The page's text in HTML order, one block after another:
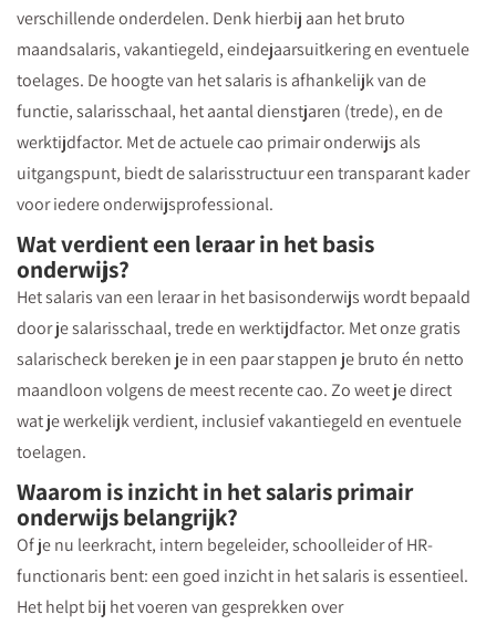
verschillende onderdelen. Denk hierbij aan het bruto
maandsalaris, vakantiegeld, eindejaarsuitkering en eventuele
toelages. De hoogte van het salaris is afhankelijk van de
functie, salarisschaal, het aantal dienstjaren (trede), en de
werktijdfactor. Met de actuele cao primair onderwijs als
uitgangspunt, biedt de salarisstructuur een transparant kader
voor iedere onderwijsprofessional.
Wat verdient een leraar in het basis
onderwijs?
Het salaris van een leraar in het basisonderwijs wordt bepaald
door je salarisschaal, trede en werktijdfactor. Met onze gratis
salarischeck bereken je in een paar stappen je bruto én netto
maandloon volgens de meest recente cao. Zo weet je direct
wat je werkelijk verdient, inclusief vakantiegeld en eventuele
toelagen.
Waarom is inzicht in het salaris primair
onderwijs belangrijk?
Of je nu leerkracht, intern begeleider, schoolleider of HR-
functionaris bent: een goed inzicht in het salaris is essentieel.
Het helpt bij het voeren van gesprekken over